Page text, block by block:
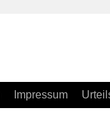
Impressum